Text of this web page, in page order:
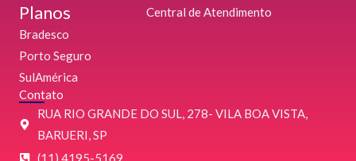
Planos
Bradesco
Porto Seguro
SulAmérica
Central de Atendimento
Contato
RUA RIO GRANDE DO SUL, 278- VILA BOA VISTA,
BARUERI, SP
(11) 4195-5169